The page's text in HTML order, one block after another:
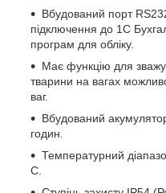
Вбудований порт
підключення до 1С
програм для обліку.
Має функцію для
тварини на вагах
ваг.
Вбудований
годин.
Температурний
С.